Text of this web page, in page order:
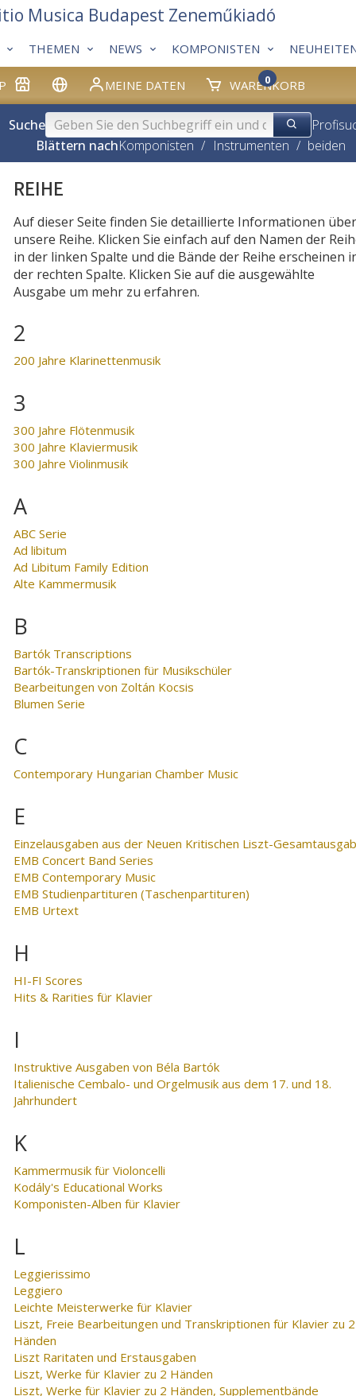
MEINE DATEN WARENKORB
0
THEMEN NEWS KOMPONISTEN
Musica Budapest Zeneműkiadó
Suche
Blättern nachKomponisten / Instrumenten / beiden
REIHE
Auf dieser Seite finden Sie detaillierte Informationen über
unsere Reihe. Klicken Sie einfach auf den Namen der
in der linken Spalte und die Bände der Reihe erscheinen
der rechten Spalte. Klicken Sie auf die ausgewählte
Ausgabe um mehr zu erfahren.
2
200 Jahre Klarinettenmusik
3
300 Jahre Flötenmusik
300 Jahre Klaviermusik
300 Jahre Violinmusik
A
ABC Serie
Ad libitum
Ad Libitum Family Edition
Alte Kammermusik
B
Bartók Transcriptions
Bartók-Transkriptionen für Musikschüler
Bearbeitungen von Zoltán Kocsis
Blumen Serie
C
Contemporary Hungarian Chamber Music
E
Einzelausgaben aus der Neuen Kritischen Liszt-
EMB Concert Band Series
EMB Contemporary Music
EMB Studienpartituren (Taschenpartituren)
EMB Urtext
H
HI-FI Scores
Hits & Rarities für Klavier
I
Instruktive Ausgaben von Béla Bartók
Italienische Cembalo- und Orgelmusik aus dem 17. und 18.
Jahrhundert
K
Kammermusik für Violoncelli
Kodály's Educational Works
Komponisten-Alben für Klavier
L
Leggierissimo
Leggiero
Leichte Meisterwerke für Klavier
Liszt, Freie Bearbeitungen und Transkriptionen für Klavier zu 2
Händen
Liszt Raritaten und Erstausgaben
Liszt, Werke für Klavier zu 2 Händen
Liszt, Werke für Klavier zu 2 Händen, Supplementbände